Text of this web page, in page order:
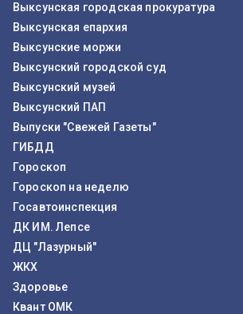
Выксунская городская прокуратура
Выксунская епархия
Выксунские моржи
Выксунский городской суд
Выксунский музей
Выксунский ПАП
Выпуски "Свежей Газеты"
ГИБДД
Гороскоп
Гороскоп на неделю
Госавтоинспекция
ДК ИМ. Лепсе
ДЦ "Лазурный"
ЖКХ
Здоровье
Квант ОМК